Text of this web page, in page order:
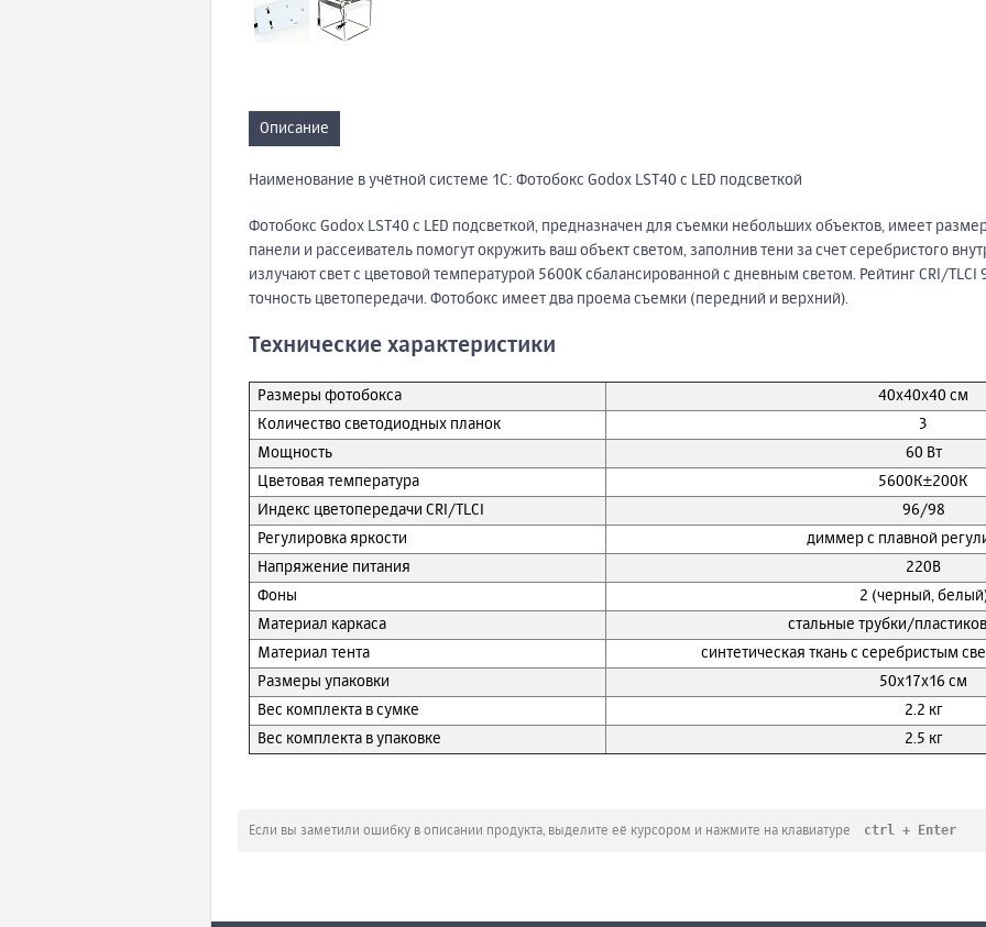
Описание
Наименование в учётной системе 1С: Фотобокс Godox LST40 с LED подсветкой
Фотобокс Godox LST40 с LED подсветкой, предназначен для съемки небольших объектов, имеет
панели и рассеиватель помогут окружить ваш объект светом, заполнив тени за счет серебристого
излучают свет с цветовой температурой 5600K сбалансированной с дневным светом. Рейтинг CRI/
точность цветопередачи. Фотобокс имеет два проема съемки (передний и верхний).
Технические характеристики
Размеры фотобокса
40х40х40 см
Количество светодиодных планок
3
Мощность
60 Вт
Цветовая температура
5600К±200К
Индекс цветопередачи CRI/TLCI
96/98
Регулировка яркости
диммер с плавной
Напряжение питания
220В
Фоны
2 (черный,
Материал каркаса
стальные трубки/
Материал тента
синтетическая ткань с серебристым
Размеры упаковки
50х17х16 см
Вес комплекта в сумке
2.2 кг
Вес комплекта в упаковке
2.5 кг
Если вы заметили ошибку в описании продукта, выделите её курсором и нажмите на клавиатуре ctrl + Enter